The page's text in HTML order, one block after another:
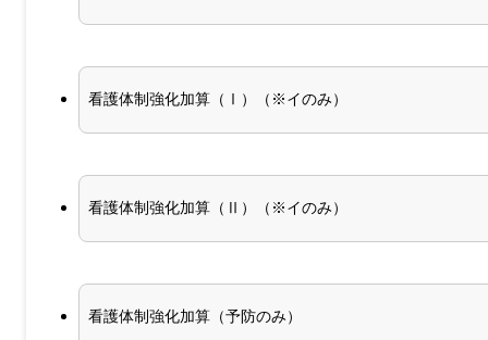
看護体制強化加算（Ⅰ）（※イのみ）
看護体制強化加算（Ⅱ）（※イのみ）
看護体制強化加算（予防のみ）